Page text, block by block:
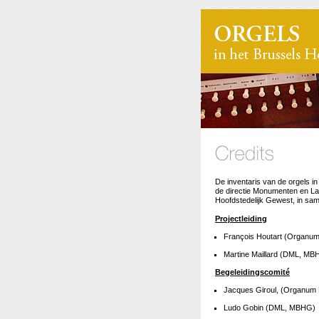
De inventaris van de orgels
de directie Monumenten en
Hoofdstedelijk Gewest, in
Projectleiding
François Houtart
Martine Maillard (DML,
Begeleidingscomité
Jacques Giroul, (Organum
Ludo Gobin (DML, MBHG)